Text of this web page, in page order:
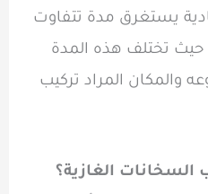
يستغرق مدة تتفاوت
و3 ساعات، حيث تختلف هذه المدة
والمكان المراد تركيب
السخانات الغازية؟